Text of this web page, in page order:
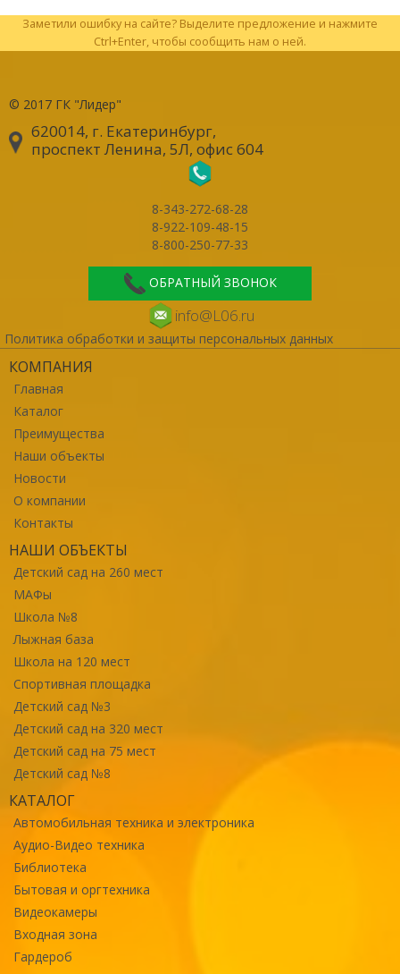
Заметили ошибку на сайте? Выделите предложение и нажмите
Ctrl+Enter, чтобы сообщить нам о ней.
© 2017 ГК "Лидер"
620014, г. Екатеринбург,
проспект Ленина, 5Л, офис 604
8-343-272-68-28
8-922-109-48-15
8-800-250-77-33
ОБРАТНЫЙ ЗВОНОК
info@L06.ru
Политика обработки и защиты персональных данных
КОМПАНИЯ
Главная
Каталог
Преимущества
Наши объекты
Новости
О компании
Контакты
НАШИ ОБЪЕКТЫ
Детский сад на 260 мест
МАФы
Школа №8
Лыжная база
Школа на 120 мест
Спортивная площадка
Детский сад №3
Детский сад на 320 мест
Детский сад на 75 мест
Детский сад №8
КАТАЛОГ
Автомобильная техника и электроника
Аудио-Видео техника
Библиотека
Бытовая и оргтехника
Видеокамеры
Входная зона
Гардероб